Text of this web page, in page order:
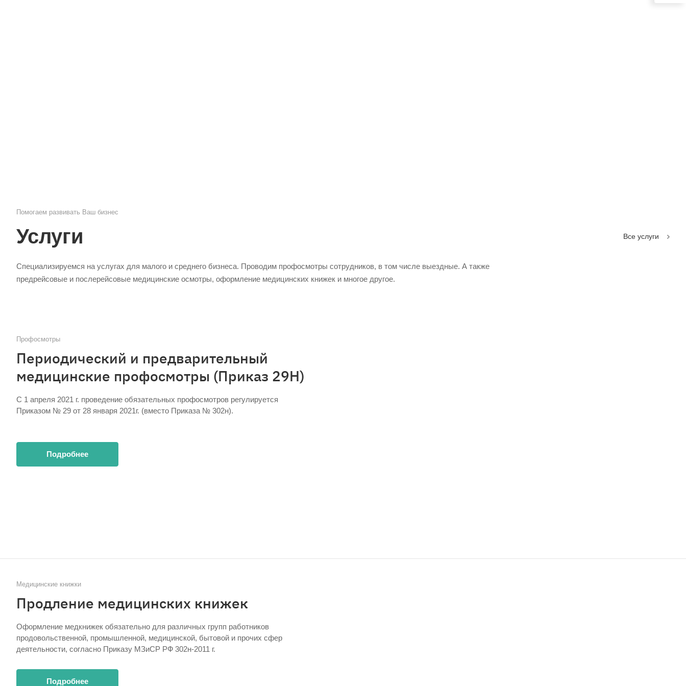
Помогаем развивать Ваш бизнес
Услуги Все услуги
Специализируемся на услугах для малого и среднего бизнеса. Проводим профосмотры сотрудников, в том числе выездные. А также
предрейсовые и послерейсовые медицинские осмотры, оформление медицинских книжек и многое другое.
Профосмотры
Периодический и предварительный
медицинские профосмотры (Приказ 29Н)
С 1 апреля 2021 г. проведение обязательных профосмотров регулируется
Приказом № 29 от 28 января 2021г. (вместо Приказа № 302н).
Подробнее
Медицинские книжки
Продление медицинских книжек
Оформление медкнижек обязательно для различных групп работников
продовольственной, промышленной, медицинской, бытовой и прочих сфер
деятельности, согласно Приказу МЗиСР РФ 302н-2011 г.
Подробнее